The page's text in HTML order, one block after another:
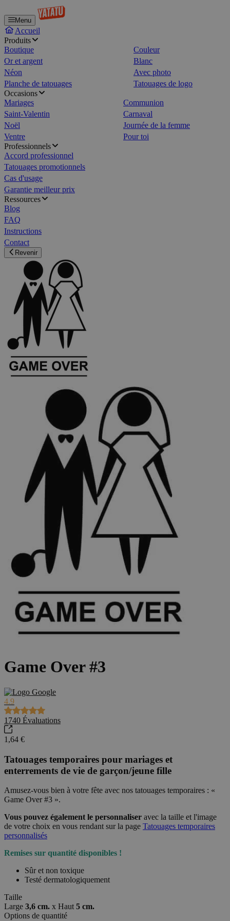
Menu
Accueil
Produits
Boutique
Couleur
Or et argent
Blanc
Néon
Avec photo
Planche de tatouages
Tatouages de logo
Occasions
Mariages
Communion
Saint-Valentin
Carnaval
Noël
Journée de la femme
Ventre
Pour toi
Professionnels
Accord professionnel
Tatouages promotionnels
Cas d'usage
Garantie meilleur prix
Ressources
Blog
FAQ
Instructions
Contact
Revenir
Game Over #3
4.9
1740 Évaluations
1,64 €
Tatouages temporaires pour mariages et
enterrements de vie de garçon/jeune fille
Amusez-vous bien à votre fête avec nos tatouages temporaires : «
Game Over #3 ».
Vous pouvez également le personnaliser avec la taille et l'image
de votre choix en vous rendant sur la page Tatouages temporaires
personnalisés
Remises sur quantité disponibles !
Sûr et non toxique
Testé dermatologiquement
Taille
Large 3,6 cm. x Haut 5 cm.
Options de quantité